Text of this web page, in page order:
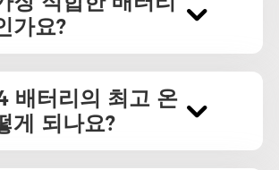
가요?
배터리의 최고 온
게 되나요?